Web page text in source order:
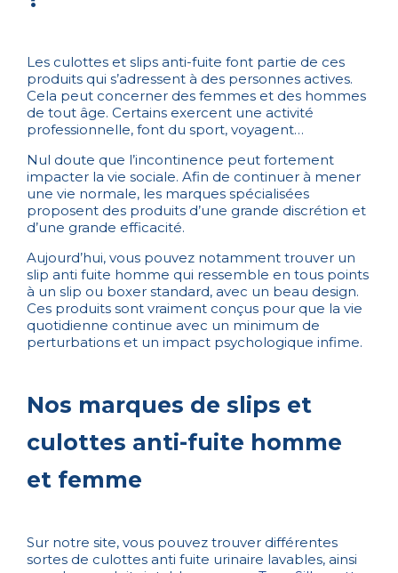
Les culottes et slips anti-fuite font partie de ces
produits qui s’adressent à des personnes actives.
Cela peut concerner des femmes et des hommes
de tout âge. Certains exercent une activité
professionnelle, font du sport, voyagent…
Nul doute que l’incontinence peut fortement
impacter la vie sociale. Afin de continuer à mener
une vie normale, les marques spécialisées
proposent des produits d’une grande discrétion et
d’une grande efficacité.
Aujourd’hui, vous pouvez notamment trouver un
slip anti fuite homme qui ressemble en tous points
à un slip ou boxer standard, avec un beau design.
Ces produits sont vraiment conçus pour que la vie
quotidienne continue avec un minimum de
perturbations et un impact psychologique infime.
Nos marques de slips et
culottes anti-fuite homme
et femme
Sur notre site, vous pouvez trouver différentes
sortes de culottes anti fuite urinaire lavables, ainsi